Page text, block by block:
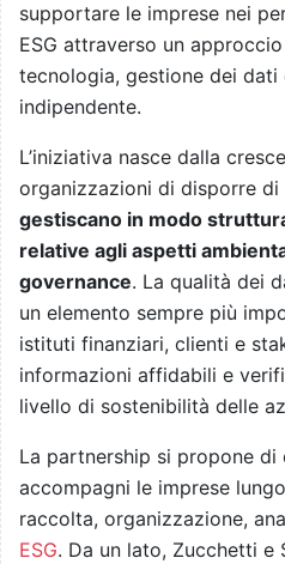
supportare le imprese nei
ESG attraverso un
tecnologia, gestione dei
indipendente.
L’iniziativa nasce dalla
organizzazioni di disporre di
gestiscano in modo
relative agli aspetti
governance. La qualità dei
un elemento sempre più
istituti finanziari, clienti e
informazioni affidabili e
livello di sostenibilità delle
La partnership si propone di
accompagni le imprese
raccolta, organizzazione,
ESG. Da un lato, Zucchetti e